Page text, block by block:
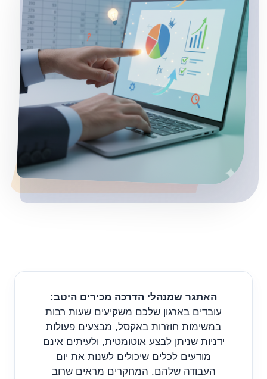
האתגר שמנהלי הדרכה מכירים היטב:
עובדים בארגון שלכם משקיעים שעות רבות
במשימות חוזרות באקסל, מבצעים פעולות
ידניות שניתן לבצע אוטומטית, ולעיתים אינם
מודעים לכלים שיכולים לשנות את יום
העבודה שלהם. המחקרים מראים שרוב